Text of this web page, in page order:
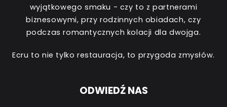
wyjątkowego smaku - czy to z partnerami
biznesowymi, przy rodzinnych obiadach, czy
podczas romantycznych kolacji dla dwojga.
Ecru to nie tylko restauracja, to przygoda zmysłów.
ODWIEDŹ NAS